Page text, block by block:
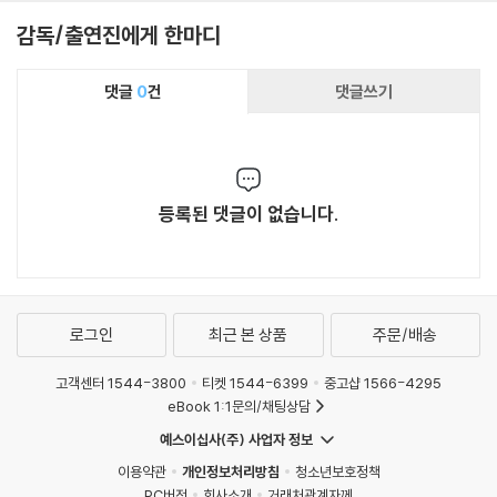
감독/출연진에게 한마디
댓글 0건 댓글쓰기
등록된 댓글이 없습니다.
로그인 최근 본 상품 주문/배송
고객센터 1544-3800 티켓 1544-6399
중고샵 1566-4295
eBook 1:1문의/채팅상담
예스이십사(주) 사업자 정보
이용약관
개인정보처리방침
청소년보호정책